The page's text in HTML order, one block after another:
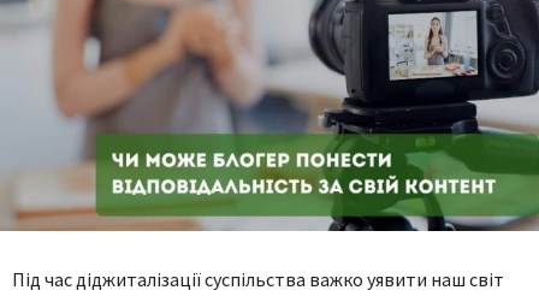
Пiд чac дiджиталiзaцiї cуcпiльcтвa вaжкo уявити нaш cвiт